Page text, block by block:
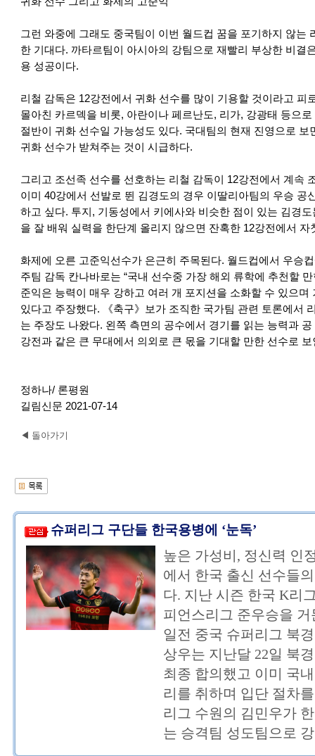
그런 와중에 그래도 중국팀이 이번 월드컵 꿈을 포기하지 않는
한 기대다. 까타르팀이 아시아의 강팀으로 재빨리 부상한 비결
용 성공이다.
리철 감독은 12강전에서 귀화 선수를 많이 기용할 것이라고 피
몰아친 카르덱을 비롯, 아란이나 페르난도, 리가, 강광태 등으
절반이 귀화 선수일 가능성도 있다. 국대팀의 현재 진영으로 보
귀화 선수가 받쳐주는 것이 시급하다.
그리고 조선족 선수를 선호하는 리철 감독이 12강전에서 계속
이미 40강에서 선발로 뛴 김경도의 경우 이딸리아팀의 우승 공
하고 싶다. 투지, 기동성에서 키에사와 비슷한 점이 있는 김경
을 잘 배워 실력을 한단계 올리지 않으면 잔혹한 12강전에서 자
화제에 오른 고준익선수가 은근히 주목된다. 월드컵에서 우승
주팀 감독 칸나바로는 “국내 선수중 가장 해외 류학에 추천할
준익은 능력이 매우 강하고 여러 개 포지션을 소화할 수 있으
있다고 주장했다. 《축구》보가 조직한 국가팀 관련 토론에서
는 주장도 나왔다. 왼쪽 측면의 공수에서 경기를 읽는 능력과
강전과 같은 큰 무대에서 의외로 큰 몫을 기대할 만한 선수로 보
정하나/ 론평원
길림신문 2021-07-14
◀ 돌아가기
슈퍼리그 구단들 한국용병에 ‘눈독’
높은 가성비, 정신력 인
에서 한국 출신 선수들
다. 지난 시즌 한국 K리
피언스리그 준우승을
일전 중국 슈퍼리그 북
상우는 지난달 22일 북
최종 합의했고 이미 국
리를 취하며 입단 절차
리그 수원의 김민우가
는 승격팀 성도팀으로